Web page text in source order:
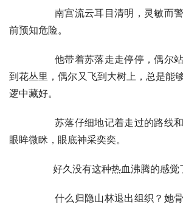
南宫流云耳目清明，灵敏而警
前预知危险。
他带着苏落走走停停，偶尔站
到花丛里，偶尔又飞到大树上，总是能
逻中藏好。
苏落仔细地记着走过的路线和
眼眸微眯，眼底神采奕奕。
好久没有这种热血沸腾的感觉
什么归隐山林退出组织？她骨